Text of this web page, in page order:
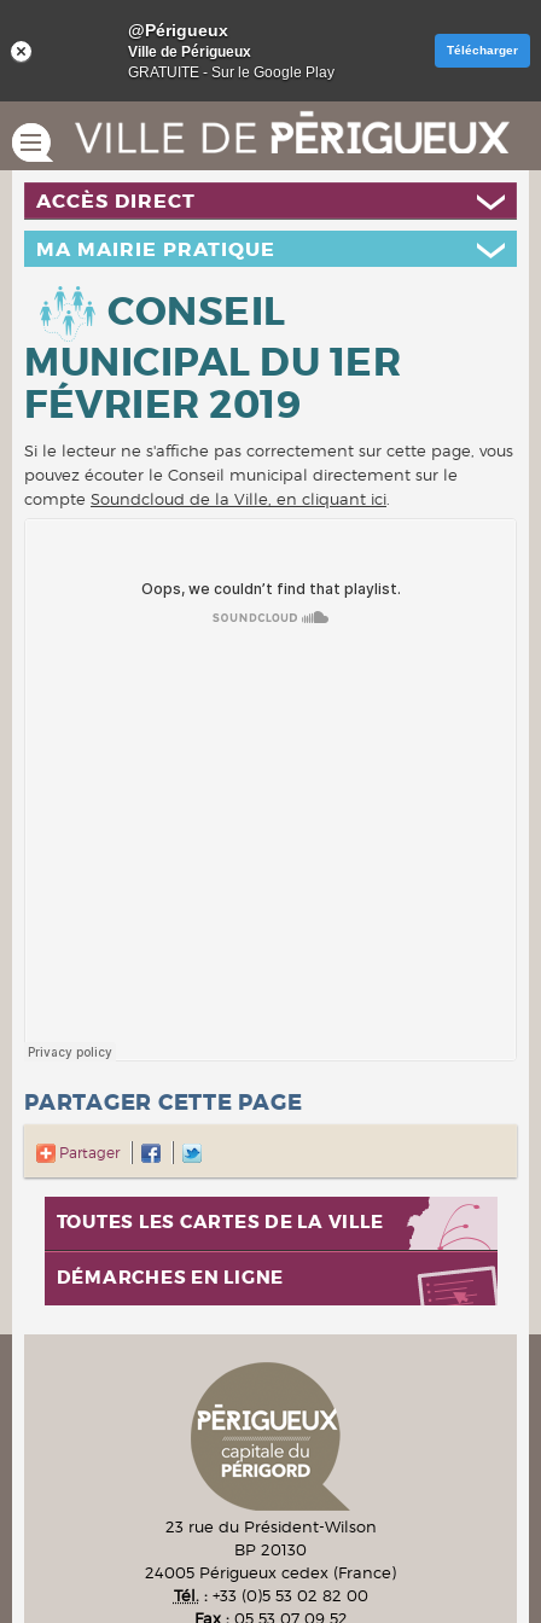
CONSEIL
MUNICIPAL DU 1ER
FÉVRIER 2019
Si le lecteur ne s'affiche pas correctement sur cette page, vous
pouvez écouter le Conseil municipal directement sur le
compte Soundcloud de la Ville, en cliquant ici
PARTAGER CETTE PAGE
Partager
ACCÈS DIRECT
MA MAIRIE PRATIQUE
TOUTES LES CARTES DE LA VILLE
DÉMARCHES EN LIGNE
23 rue du Président-Wilson
BP 20130
24005 Périgueux cedex (France)
Tél. : +33 (0)5 53 02 82 00
Fax : 05 53 07 09 52
@Périgueux
Ville de Périgueux
GRATUITE - Sur le Google Play
Télécharger